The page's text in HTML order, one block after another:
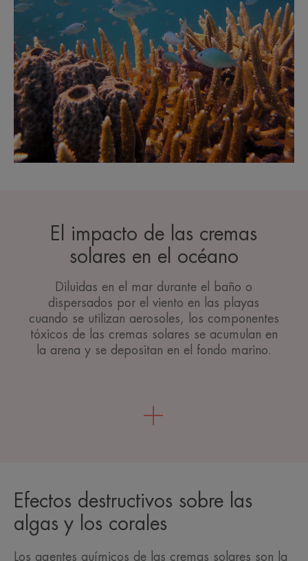
El impacto de las cremas
solares en el océano
Diluidas en el mar durante el baño o
dispersados por el viento en las playas
cuando se utilizan aerosoles, los componentes
tóxicos de las cremas solares se acumulan en
la arena y se depositan en el fondo marino.
Efectos destructivos sobre las
algas y los corales
Los agentes químicos de las cremas solares son la